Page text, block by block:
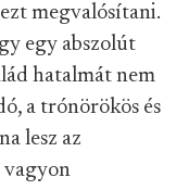
megvalósítani.
egy abszolút
hatalmát nem
a trónörökös és
lesz az
vagyon